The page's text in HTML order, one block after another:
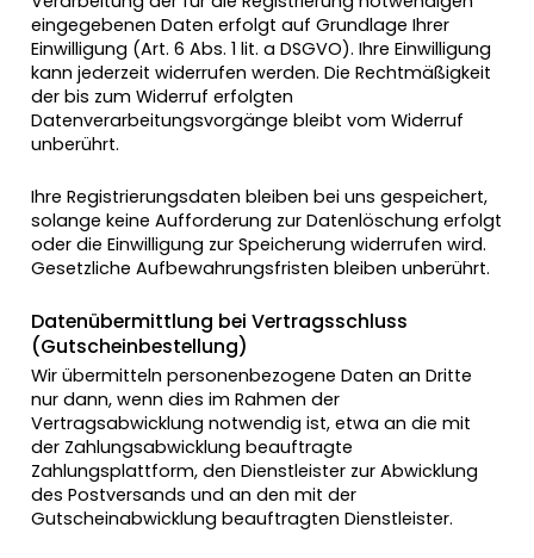
eingegebenen Daten erfolgt auf Grundlage Ihrer
Einwilligung (Art. 6 Abs. 1 lit. a DSGVO). Ihre Einwilligung
kann jederzeit widerrufen werden. Die Rechtmäßigkeit
der bis zum Widerruf erfolgten
Datenverarbeitungsvorgänge bleibt vom Widerruf
unberührt.
Ihre Registrierungsdaten bleiben bei uns gespeichert,
solange keine Aufforderung zur Datenlöschung erfolgt
oder die Einwilligung zur Speicherung widerrufen wird.
Gesetzliche Aufbewahrungsfristen bleiben unberührt.
Datenübermittlung bei Vertragsschluss
(Gutscheinbestellung)
Wir übermitteln personenbezogene Daten an Dritte
nur dann, wenn dies im Rahmen der
Vertragsabwicklung notwendig ist, etwa an die mit
der Zahlungsabwicklung beauftragte
Zahlungsplattform, den Dienstleister zur Abwicklung
des Postversands und an den mit der
Gutscheinabwicklung beauftragten Dienstleister.